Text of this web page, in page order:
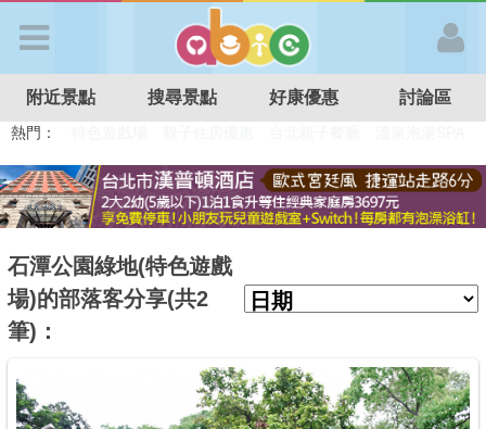
APP登入
首 頁
好康優惠
附近景點 搜尋景點 好康優惠 討論區
熱門：
石潭公園綠地(特色遊戲
場)的部落客分享(共2
筆)：